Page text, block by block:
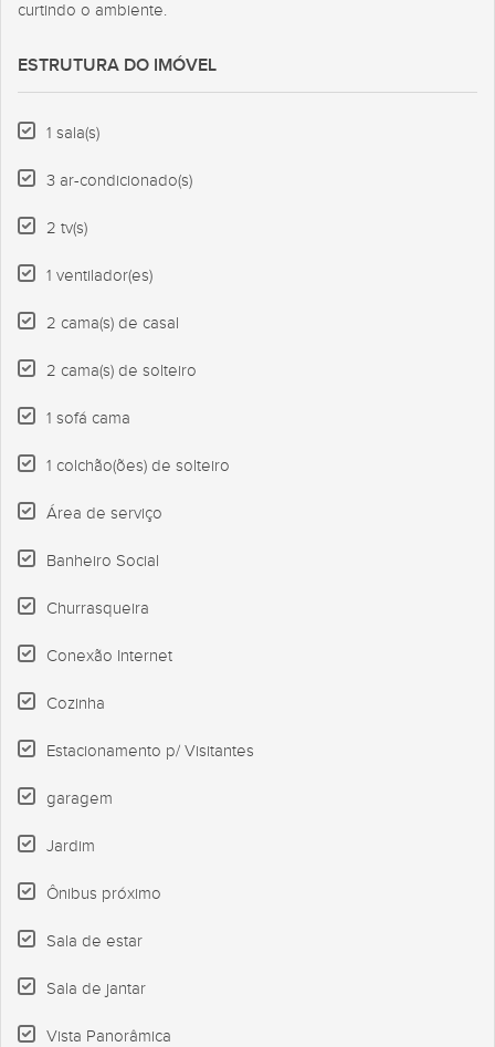
curtindo o ambiente.
ESTRUTURA DO IMÓVEL
1 sala(s)
3 ar-condicionado(s)
2 tv(s)
1 ventilador(es)
2 cama(s) de casal
2 cama(s) de solteiro
1 sofá cama
1 colchão(ões) de solteiro
Área de serviço
Banheiro Social
Churrasqueira
Conexão Internet
Cozinha
Estacionamento p/ Visitantes
garagem
Jardim
Ônibus próximo
Sala de estar
Sala de jantar
Vista Panorâmica